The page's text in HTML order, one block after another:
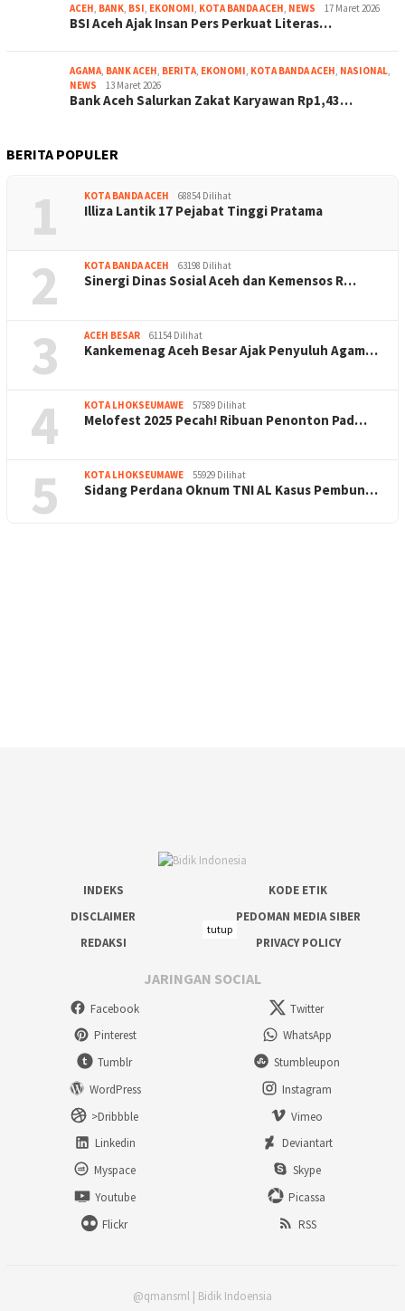
ACEH, BANK, BSI, EKONOMI, KOTA BANDA ACEH, NEWS 17 Maret 2026
BSI Aceh Ajak Insan Pers Perkuat Literas…
AGAMA, BANK ACEH, BERITA, EKONOMI, KOTA BANDA ACEH, NASIONAL,
NEWS
13 Maret 2026
Bank Aceh Salurkan Zakat Karyawan Rp1,43…
BERITA POPULER
1 KOTA BANDA ACEH 68854 Dilihat
Illiza Lantik 17 Pejabat Tinggi Pratama
2 KOTA BANDA ACEH 63198 Dilihat
Sinergi Dinas Sosial Aceh dan Kemensos R…
3 ACEH BESAR 61154 Dilihat
Kankemenag Aceh Besar Ajak Penyuluh Agam…
4 KOTA LHOKSEUMAWE 57589 Dilihat
Melofest 2025 Pecah! Ribuan Penonton Pad…
5 KOTA LHOKSEUMAWE 55929 Dilihat
Sidang Perdana Oknum TNI AL Kasus Pembun…
INDEKS
KODE ETIK
DISCLAIMER
PEDOMAN MEDIA SIBER
REDAKSI
PRIVACY POLICY
JARINGAN SOCIAL
Facebook
Twitter
Pinterest
WhatsApp
Tumblr
Stumbleupon
WordPress
Instagram
>Dribbble
Vimeo
Linkedin
Deviantart
Myspace
Skype
Youtube
Picassa
Flickr
RSS
@qmansml | Bidik Indoensia
tutup